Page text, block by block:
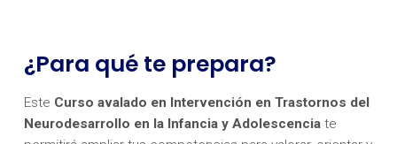
¿Para qué te prepara?
Este Curso avalado en Intervención en Trastornos del
Neurodesarrollo en la Infancia y Adolescenciate